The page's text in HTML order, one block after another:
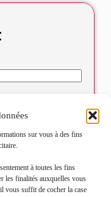
sur vous à des fins
à toutes les fins
les finalités auxquelles vous
vous suffit de cocher la case